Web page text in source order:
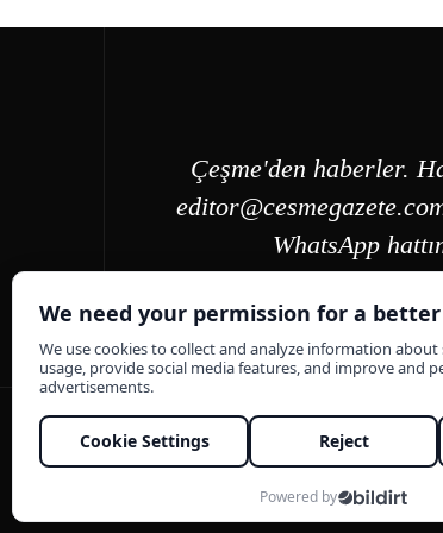
Çeşme'den haberler.
WhatsApp